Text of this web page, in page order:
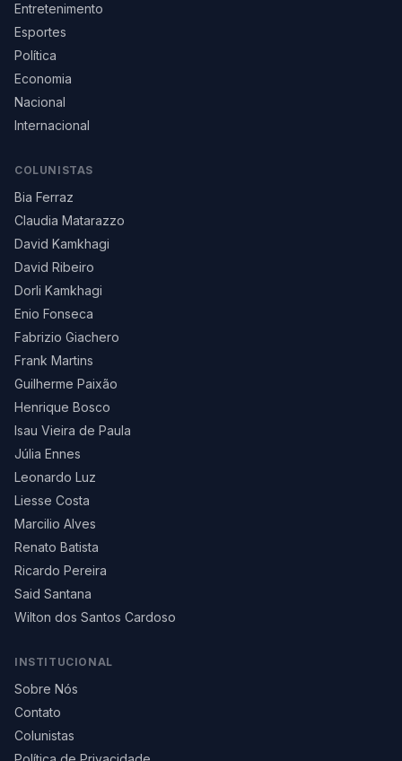
Entretenimento
Esportes
Política
Economia
Nacional
Internacional
COLUNISTAS
Bia Ferraz
Claudia Matarazzo
David Kamkhagi
David Ribeiro
Dorli Kamkhagi
Enio Fonseca
Fabrizio Giachero
Frank Martins
Guilherme Paixão
Henrique Bosco
Isau Vieira de Paula
Júlia Ennes
Leonardo Luz
Liesse Costa
Marcilio Alves
Renato Batista
Ricardo Pereira
Said Santana
Wilton dos Santos Cardoso
INSTITUCIONAL
Sobre Nós
Contato
Colunistas